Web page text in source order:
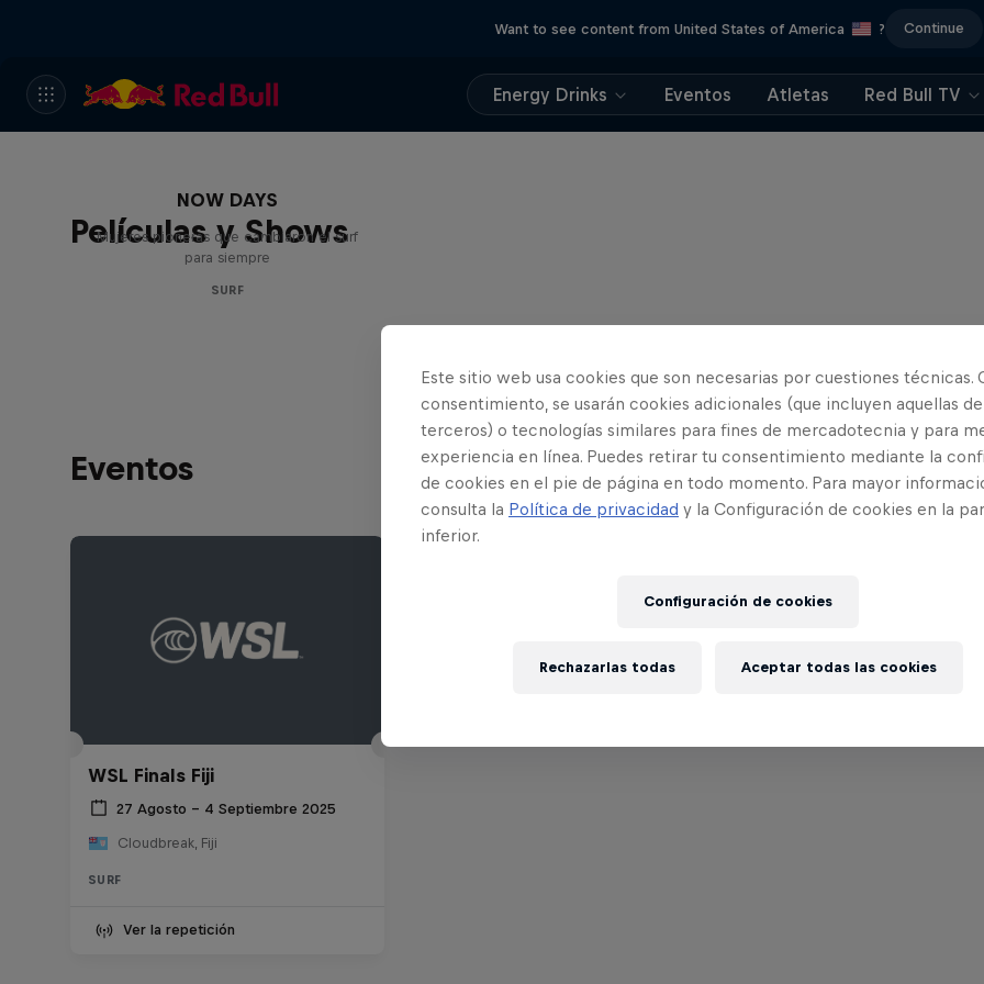
Want to see content from United States of America ? Continue
Energy Drinks Eventos Atletas Red Bull TV
Películas y Shows
NOW DAYS
Mujeres pioneras que cambiaron el surf
para siempre
SURF
Eventos
WSL Finals Fiji
27 Agosto – 4 Septiembre 2025
Cloudbreak, Fiji
SURF
Ver la repetición
Este sitio web usa cookies que son necesarias por cuestiones técnicas.
consentimiento, se usarán cookies adicionales (que incluyen aquellas de
terceros) o tecnologías similares para fines de mercadotecnia y para
experiencia en línea. Puedes retirar tu consentimiento mediante la
de cookies en el pie de página en todo momento. Para mayor
consulta la Política de privacidad y la Configuración de cookies en la
inferior.
Configuración de cookies
Rechazarlas todas Aceptar todas las cookies